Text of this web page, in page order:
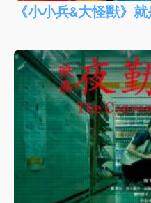
《小小兵&大怪獸》